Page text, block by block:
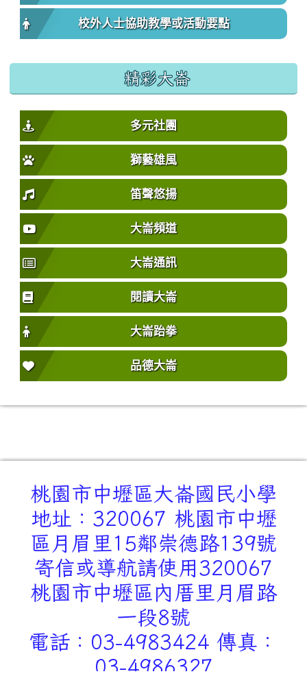
校外人士協助教學或活動要點
精彩大崙
多元社團
獅藝雄風
笛聲悠揚
大崙頻道
大崙通訊
閱讀大崙
大崙跆拳
品德大崙
桃園市中壢區大崙國民小學
地址：320067 桃園市中壢
區月眉里15鄰崇德路139號
寄信或導航請使用320067
桃園市中壢區內厝里月眉路
一段8號
電話：03-4983424 傳真：
03-4986327